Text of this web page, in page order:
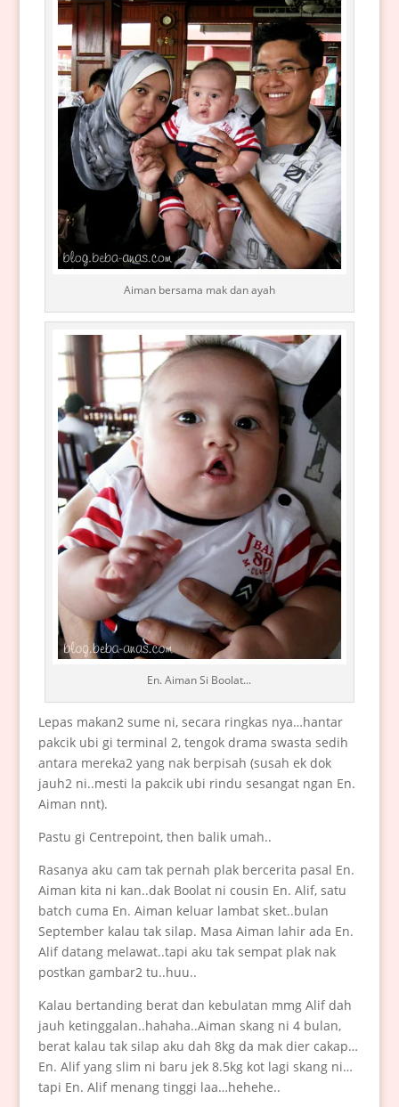
Aiman bersama mak dan ayah
En. Aiman Si Boolat...
Lepas makan2 sume ni, secara ringkas nya…hantar
pakcik ubi gi terminal 2, tengok drama swasta sedih
antara mereka2 yang nak berpisah (susah ek dok
jauh2 ni..mesti la pakcik ubi rindu sesangat ngan En.
Aiman nnt).
Pastu gi Centrepoint, then balik umah..
Rasanya aku cam tak pernah plak bercerita pasal En.
Aiman kita ni kan..dak Boolat ni cousin En. Alif, satu
batch cuma En. Aiman keluar lambat sket..bulan
September kalau tak silap. Masa Aiman lahir ada En.
Alif datang melawat..tapi aku tak sempat plak nak
postkan gambar2 tu..huu..
Kalau bertanding berat dan kebulatan mmg Alif dah
jauh ketinggalan..hahaha..Aiman skang ni 4 bulan,
berat kalau tak silap aku dah 8kg da mak dier cakap…
En. Alif yang slim ni baru jek 8.5kg kot lagi skang ni…
tapi En. Alif menang tinggi laa…hehehe..